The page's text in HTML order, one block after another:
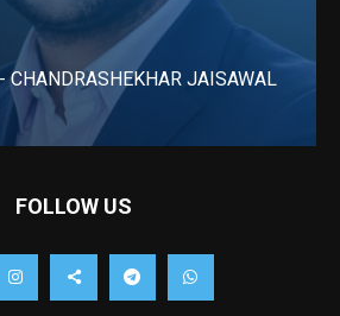
CHANDRASHEKHAR JAISAWAL
FOLLOW US